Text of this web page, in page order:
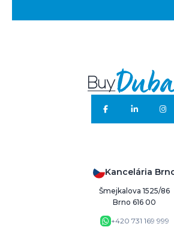
Kancelária
Šmejkalova 1525/86
Brno 616 00
+420 731 169 999